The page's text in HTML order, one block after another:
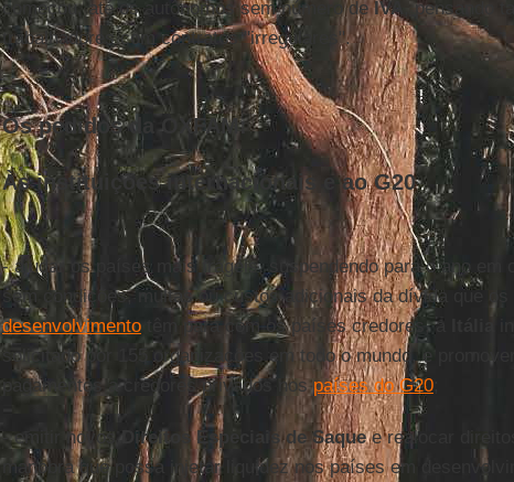
começou, até os autônomos sem número deIVA
, pensando
trabalhadores com contratos "irregulares".
Os pedidos da OXFAM:
Às instituições internacionais e ao G20
- ajudar os países mais frágeis, suspendendo para o ano em
sem condições, multas ou custos adicionais da dívida que os
desenvolvimentotêm para com os países credores, a
solicitado por 155 organizações em todo o mundo, e
pagamentos a credores privados nospaíses do G20;
- emitir novosDireitos Especiais de Saquee realocar
manobra que possa injetar liquidez nos países em